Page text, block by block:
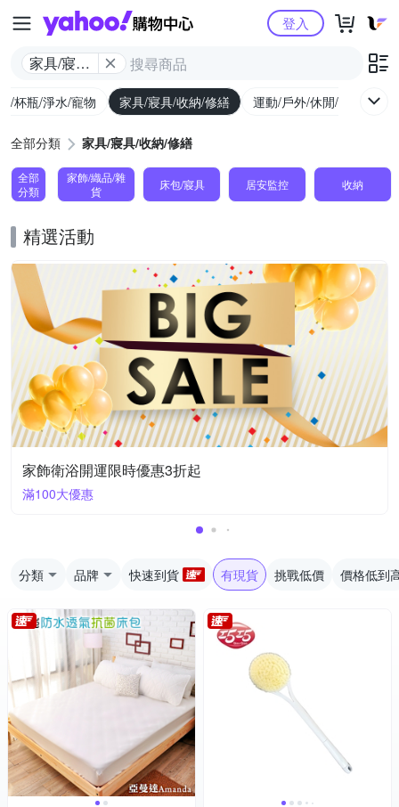
Yahoo購物中心
家具/寢具/
登入
/杯瓶/淨水/寵物 家具/寢具/收納/修繕 運動/戶外/休閒/健身
全部分類 家具/寢具/收納/修繕
全部
分類
家飾/織品/雜
貨
床包/寢具 居安監控 收納
精選活動
家飾衛浴開運限時優惠3折起
滿100大優惠
分類 品牌 快速到貨 有現貨 挑戰低價 價格低到